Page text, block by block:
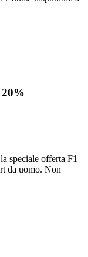
speciale offerta F1
da uomo. Non